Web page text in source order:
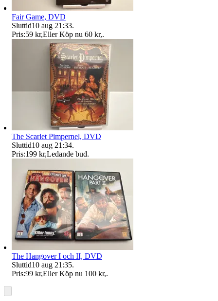
Fair Game, DVD
Sluttid10 aug 21:33.
Pris:59 kr,Eller Köp nu 60 kr,.
The Scarlet Pimpernel, DVD
Sluttid10 aug 21:34.
Pris:199 kr,Ledande bud.
The Hangover I och II, DVD
Sluttid10 aug 21:35.
Pris:99 kr,Eller Köp nu 100 kr,.